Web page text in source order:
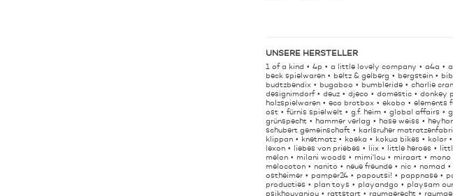
UNSERE HERSTELLER
1 of a kind 4p a little lovely company a4a
beck spielwaren
beltz & gelberg bergstein
budtzbendix
bugaboo bumbleride charlie
designimdorf
deuz djeco domestic donkey
holzspielwaren
eco brotbox ekobo elements
ost
fürnis spielwelt g.f. heim global affairs
grünspecht
hammer verlag hase weiss
schubert gemeinschaft
karlsruher
klippan
knetmatz koeka kokua bikes kolor
lexon
liebes von priebes liix little heroes
melon
milani woods mimi'lou miraart mono
melocoton
nanito neue freunde nic nomad
ostheimer
pamper24 papoutsi! pappnase
producties
plan toys playandgo playsam